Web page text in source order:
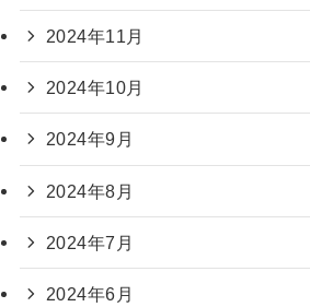
2024年11月
2024年10月
2024年9月
2024年8月
2024年7月
2024年6月